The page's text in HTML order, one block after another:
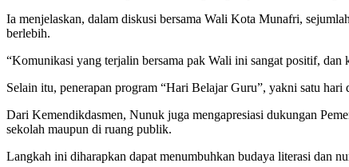
Ia menjelaskan, dalam diskusi bersama Wali Kota Munafri,
berlebih.
“Komunikasi yang terjalin bersama pak Wali ini sangat positif,
Selain itu, penerapan program “Hari Belajar Guru”, yakni satu
Dari Kemendikdasmen, Nunuk juga mengapresiasi dukungan
sekolah maupun di ruang publik.
Langkah ini diharapkan dapat menumbuhkan budaya literasi dan